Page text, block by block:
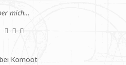
mich…